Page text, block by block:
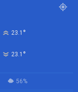
23.1 °
23.1 °
56%